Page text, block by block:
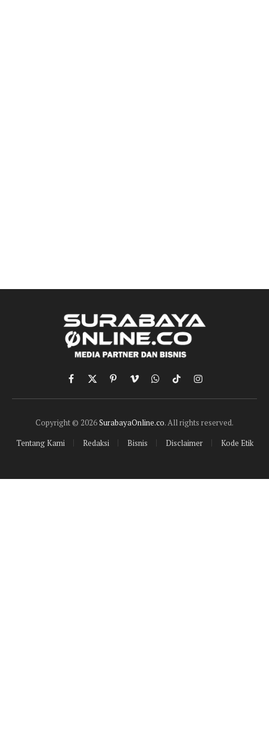
Facebook
X
(Twitter)
PinterestVimeoWhatsApp
TikTokInstagram
Copyright © 2026SurabayaOnline.co. All rights reserved.
Tentang Kami
Redaksi Bisnis Disclaimer Kode Etik